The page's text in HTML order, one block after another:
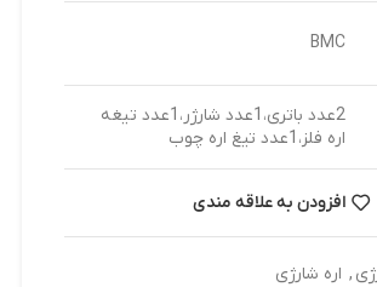
BMC
2عدد باتری،1عدد شارژر،1عدد تیغه
اره فلز،1عدد تیغ اره چوب
افزودن به علاقه مندی
, اره شارژی